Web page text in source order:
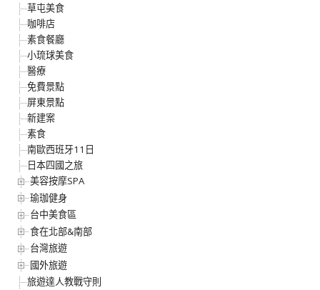
草屯美食
咖啡店
素食餐廳
小琉球美食
醫療
免費景點
屏東景點
新建案
素食
南歐西班牙11日
日本四國之旅
美容按摩SPA
瑜珈健身
台中美食區
食在北部&南部
台灣旅遊
國外旅遊
旅遊達人教戰守則